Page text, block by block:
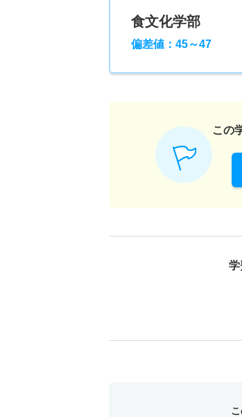
食文化学部
偏差値：45～47
この
学